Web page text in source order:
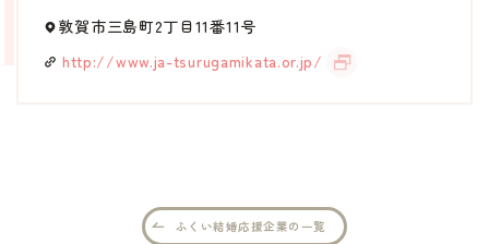
敦賀市三島町2丁目11番11号
http://www.ja-tsurugamikata.or.jp/
ふくい結婚応援企業の一覧